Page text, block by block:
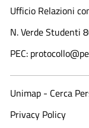
Ufficio Relazioni
N. Verde Studenti
PEC:
Unimap - Cerca
Privacy Policy